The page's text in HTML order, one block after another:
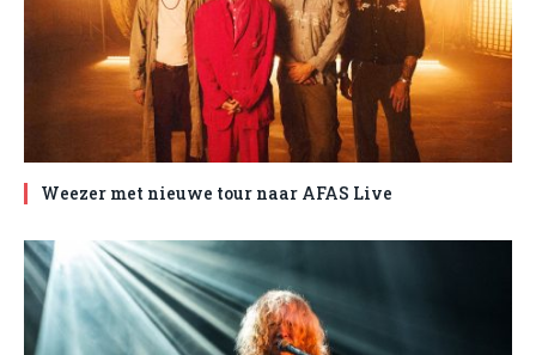
Weezer met nieuwe tour naar AFAS Live